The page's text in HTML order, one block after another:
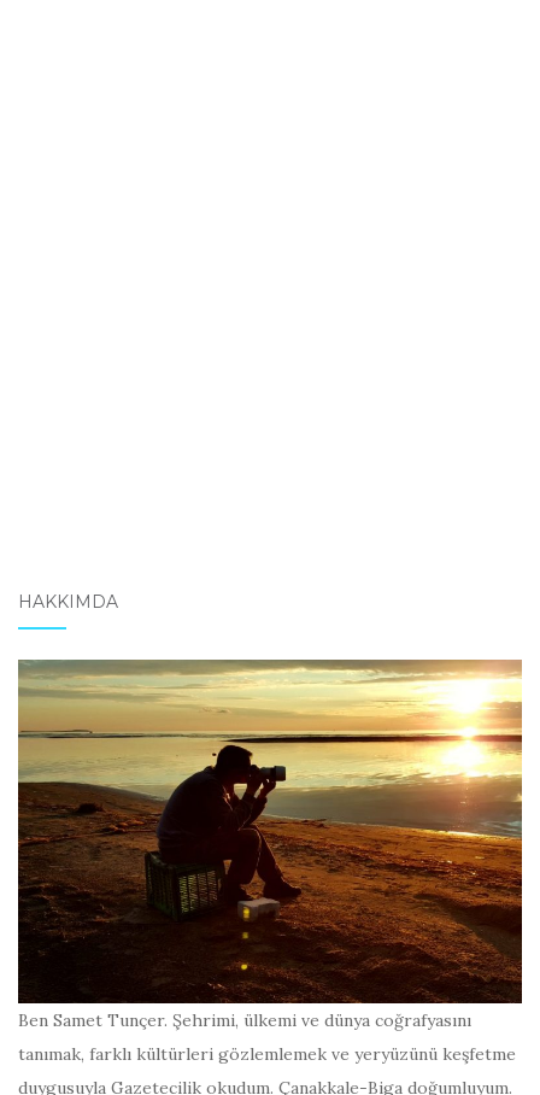
HAKKIMDA
Ben Samet Tunçer. Şehrimi, ülkemi ve dünya coğrafyasını
tanımak, farklı kültürleri gözlemlemek ve yeryüzünü keşfetme
duygusuyla Gazetecilik okudum. Çanakkale-Biga doğumluyum.